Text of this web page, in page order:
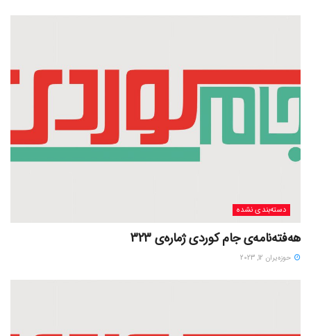
دسته‌بندی نشده
هەفتەنامەی جام کوردی ژمارەی 323
حوزه‌یران 12, 2023